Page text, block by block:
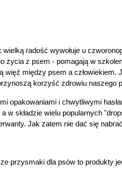
radość wywołuje u
życia z psem - pomagają w
więź między psem a
korzyść zdrowiu naszego
opakowaniami i chwytliwymi
w składzie wielu popularnych
Jak zatem nie dać się
przysmaki dla psów to produkty